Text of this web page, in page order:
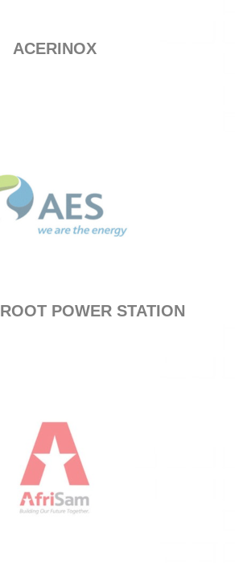
ACERINOX
POWER STATION